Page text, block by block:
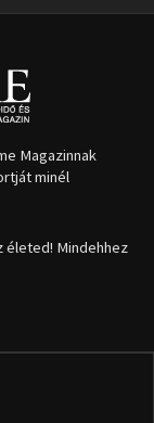
Magazinnak
minél
életed! Mindehhez